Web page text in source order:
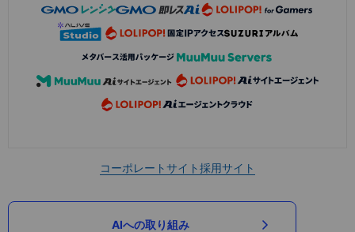
コーポレートサイト採用サイト
AIへの取り組み